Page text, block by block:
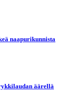
naapurikunnista
äärellä